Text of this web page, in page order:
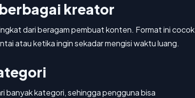
kreator
dari beragam pembuat konten. Format ini cocok
atau ketika ingin sekadar mengisi waktu luang.
banyak kategori, sehingga pengguna bisa